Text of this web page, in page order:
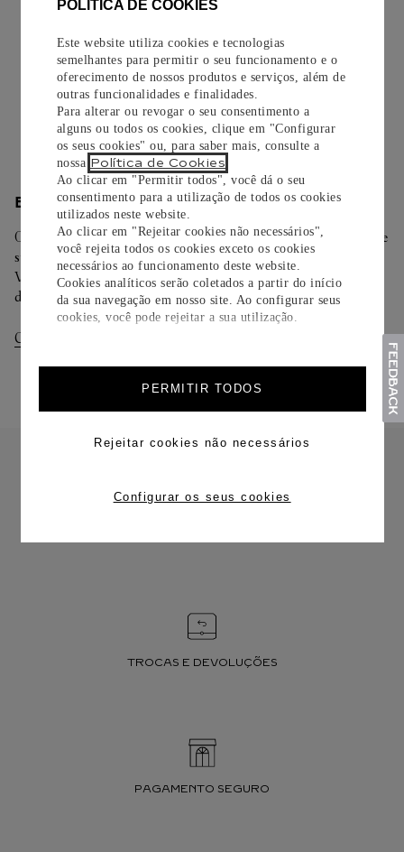
POLÍTICA DE COOKIES
Este website utiliza cookies e tecnologias
semelhantes para permitir o seu funcionamento e o
oferecimento de nossos produtos e serviços, além de
outras funcionalidades e finalidades.
Para alterar ou revogar o seu consentimento a
alguns ou todos os cookies, clique em "Configurar
os seus cookies" ou, para saber mais, consulte a
nossa Política de Cookies
Ao clicar em "Permitir todos", você dá o seu
consentimento para a utilização de todos os cookies
utilizados neste website.
Ao clicar em "Rejeitar cookies não necessários",
você rejeita todos os cookies exceto os cookies
necessários ao funcionamento deste website.
Cookies analíticos serão coletados a partir do início
da sua navegação em nosso site. Ao configurar seus
cookies, você pode rejeitar a sua utilização.
PERMITIR TODOS
Rejeitar cookies não necessários
Configurar os seus cookies
Todos os pedidos de nossa e-Boutique Cartier são
cuidadosamente embrulhados para presente e oferecem a
opção de adicionar um cartão personalizado.
Saiba mais
ENTREGA/DEVOLUÇÃO
Oferecemos diferentes opções de entrega. Selecione o envio de
sua preferência na finalização de seu pedido.
Você pode trocar ou devolver sua criação Cartier em até 30
dias.
Consultar Entregas
TROCAS E DEVOLUÇÕES
PAGAMENTO SEGURO